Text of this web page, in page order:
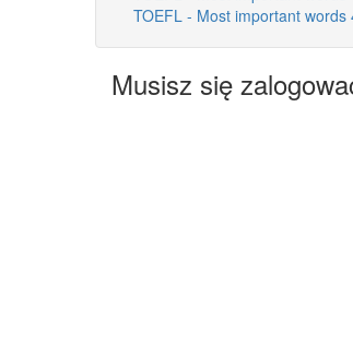
TOEFL - Most important words
Musisz się